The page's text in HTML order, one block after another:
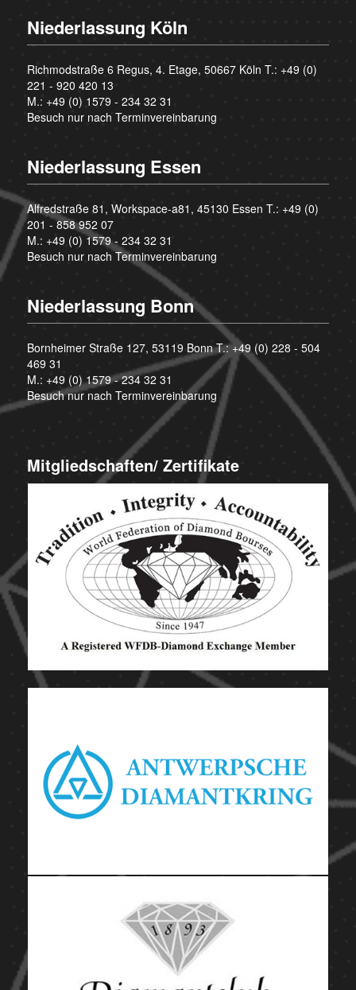
Niederlassung Köln
Richmodstraße 6 Regus, 4. Etage, 50667 Köln T.: +49 (0)
221 - 920 420 13
M.: +49 (0) 1579 - 234 32 31
Besuch nur nach Terminvereinbarung
Niederlassung Essen
Alfredstraße 81, Workspace-a81, 45130 Essen T.: +49 (0)
201 - 858 952 07
M.: +49 (0) 1579 - 234 32 31
Besuch nur nach Terminvereinbarung
Niederlassung Bonn
Bornheimer Straße 127, 53119 Bonn T.:+49 (0) 228 - 504
469 31
M.: +49 (0) 1579 - 234 32 31
Besuch nur nach Terminvereinbarung
Mitgliedschaften/ Zertifikate